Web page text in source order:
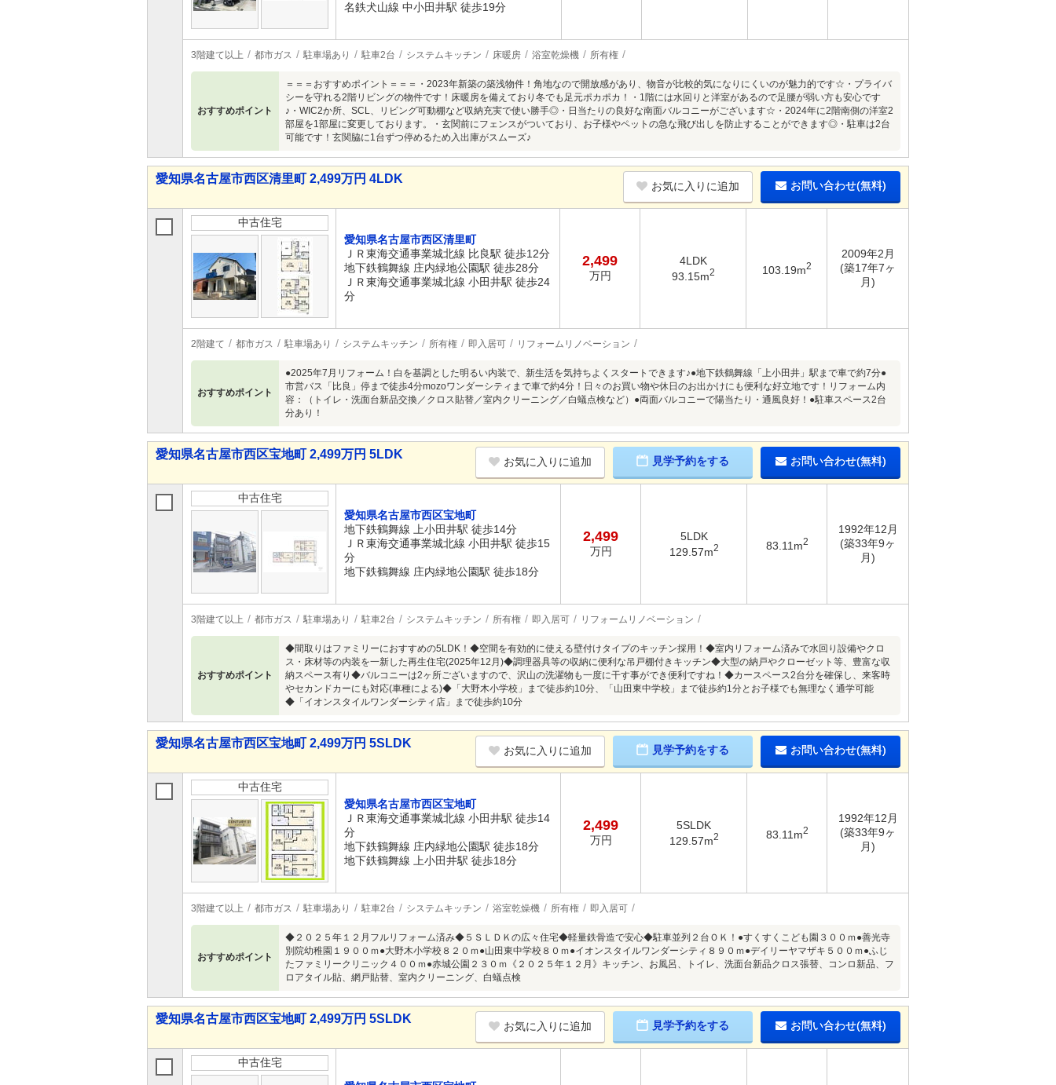
名鉄犬山線 中小田井駅 徒歩19分
3階建て以上 都市ガス 駐車場あり 駐車2台 システムキッチン 床暖房 浴室乾燥機 所有権
おすすめポイント
＝＝＝おすすめポイント＝＝＝・2023年新築の築浅物件！角地なので開放感があり、物音が比較的気になりにくいのが魅力的です☆・プライバ
シーを守れる2階リビングの物件です！床暖房を備えており冬でも足元ポカポカ！・1階には水回りと洋室があるので足腰が弱い方も安心です
♪・WIC2か所、SCL、リビング可動棚など収納充実で使い勝手◎・日当たりの良好な南面バルコニーがございます☆・2024年に2階南側の洋室2
部屋を1部屋に変更しております。・玄関前にフェンスがついており、お子様やペットの急な飛び出しを防止することができます◎・駐車は2台
可能です！玄関脇に1台ずつ停めるため入出庫がスムーズ♪
愛知県名古屋市西区清里町 2,499万円 4LDK
お気に入りに追加 お問い合わせ(無料)
中古住宅
愛知県名古屋市西区清里町
ＪＲ東海交通事業城北線 比良駅 徒歩12分
地下鉄鶴舞線 庄内緑地公園駅 徒歩28分
ＪＲ東海交通事業城北線 小田井駅 徒歩24
分
2,499
万円
4LDK
93.15m2 103.19m2
2009年2月
(築17年7ヶ
月)
2階建て 都市ガス 駐車場あり システムキッチン 所有権 即入居可 リフォームリノベーション
おすすめポイント
●2025年7月リフォーム！白を基調とした明るい内装で、新生活を気持ちよくスタートできます♪●地下鉄鶴舞線「上小田井」駅まで車で約7分●
市営バス「比良」停まで徒歩4分mozoワンダーシティまで車で約4分！日々のお買い物や休日のお出かけにも便利な好立地です！リフォーム内
容：（トイレ・洗面台新品交換／クロス貼替／室内クリーニング／白蟻点検など）●両面バルコニーで陽当たり・通風良好！●駐車スペース2台
分あり！
愛知県名古屋市西区宝地町 2,499万円 5LDK
お気に入りに追加 見学予約をする お問い合わせ(無料)
中古住宅
愛知県名古屋市西区宝地町
地下鉄鶴舞線 上小田井駅 徒歩14分
ＪＲ東海交通事業城北線 小田井駅 徒歩15
分
地下鉄鶴舞線 庄内緑地公園駅 徒歩18分
2,499
万円
5LDK
129.57m2 83.11m2
1992年12月
(築33年9ヶ
月)
3階建て以上 都市ガス 駐車場あり 駐車2台 システムキッチン 所有権 即入居可 リフォームリノベーション
おすすめポイント
◆間取りはファミリーにおすすめの5LDK！◆空間を有効的に使える壁付けタイプのキッチン採用！◆室内リフォーム済みで水回り設備やクロ
ス・床材等の内装を一新した再生住宅(2025年12月)◆調理器具等の収納に便利な吊戸棚付きキッチン◆大型の納戸やクローゼット等、豊富な収
納スペース有り◆バルコニーは2ヶ所ございますので、沢山の洗濯物も一度に干す事ができ便利ですね！◆カースペース2台分を確保し、来客時
やセカンドカーにも対応(車種による)◆「大野木小学校」まで徒歩約10分、「山田東中学校」まで徒歩約1分とお子様でも無理なく通学可能
◆「イオンスタイルワンダーシティ店」まで徒歩約10分
愛知県名古屋市西区宝地町 2,499万円 5SLDK
お気に入りに追加 見学予約をする お問い合わせ(無料)
中古住宅
愛知県名古屋市西区宝地町
ＪＲ東海交通事業城北線 小田井駅 徒歩14
分
地下鉄鶴舞線 庄内緑地公園駅 徒歩18分
地下鉄鶴舞線 上小田井駅 徒歩18分
2,499
万円
5SLDK
129.57m2 83.11m2
1992年12月
(築33年9ヶ
月)
3階建て以上 都市ガス 駐車場あり 駐車2台 システムキッチン 浴室乾燥機 所有権 即入居可
おすすめポイント
◆２０２５年１２月フルリフォーム済み◆５ＳＬＤＫの広々住宅◆軽量鉄骨造で安心◆駐車並列２台ＯＫ！●すくすくこども園３００ｍ●善光寺
別院幼稚園１９００ｍ●大野木小学校８２０ｍ●山田東中学校８０ｍ●イオンスタイルワンダーシティ８９０ｍ●デイリーヤマザキ５００ｍ●ふじ
たファミリークリニック４００ｍ●赤城公園２３０ｍ《２０２５年１２月》キッチン、お風呂、トイレ、洗面台新品クロス張替、コンロ新品、フ
ロアタイル貼、網戸貼替、室内クリーニング、白蟻点検
愛知県名古屋市西区宝地町 2,499万円 5SLDK
お気に入りに追加 見学予約をする お問い合わせ(無料)
中古住宅